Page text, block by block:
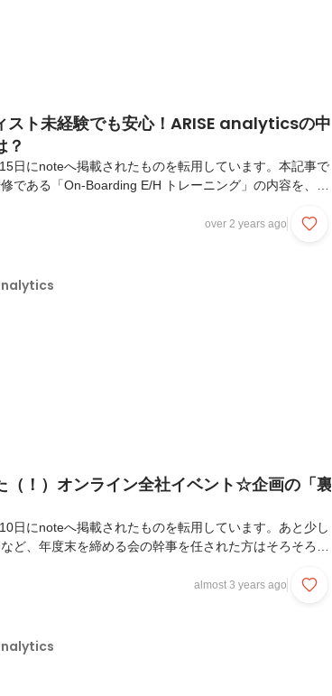
スト未経験でも安心！ARISE analyticsの中
？
日にnoteへ掲載されたものを転用しています。本記事で
である「On-Boarding E/H トレーニング」の内容を、魅
は中途入社された社員をE/Hと呼んでいます）。研修概要
を活用した自学習にて、知識・スキルを身に着け...
over 2 years ago
（！）オンライン全社イベント☆企画の「裏
日にnoteへ掲載されたものを転用しています。あと少し
ど、年度末を締める会の幹事を任された方はそろそろ準
まりそうにないからオンラインでのイベントを企画した
て、運営を担当した西村がご紹介します！ 当日は大い
almost 3 years ago